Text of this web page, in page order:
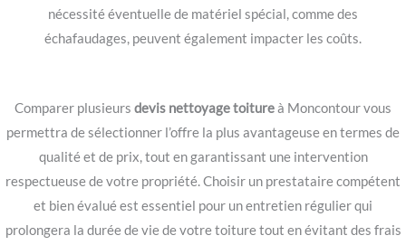
nécessité éventuelle de matériel spécial, comme des
échafaudages, peuvent également impacter les coûts.
Comparer plusieurs devis nettoyage toitureà Moncontour vous
permettra de sélectionner l’offre la plus avantageuse en termes de
qualité et de prix, tout en garantissant une intervention
respectueuse de votre propriété. Choisir un prestataire compétent
et bien évalué est essentiel pour un entretien régulier qui
prolongera la durée de vie de votre toiture tout en évitant des frais